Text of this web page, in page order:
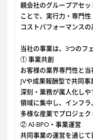
親会社のグループアセ
ことで、実行力・専門性
コストパフォーマンスの
当社の事業は、3つのフ
① 事業共創
お客様の業界専門性と当
JVや成果報酬型で共同
深刻・業務が属人化しや
領域に集中し、インフ
多様な産業でプロジェク
② AI-BPO・事業運営
共同事業の運営を通じ